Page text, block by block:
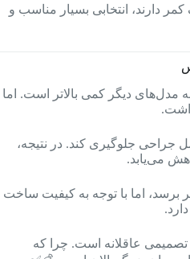
دارند، انتخابی بسیار مناسب و
مدل‌های دیگر کمی بالاتر است. اما
جراحی جلوگیری کند. در نتیجه،
می‌یابد.
برسد، اما با توجه به کیفیت ساخت
عاقلانه است. چرا که